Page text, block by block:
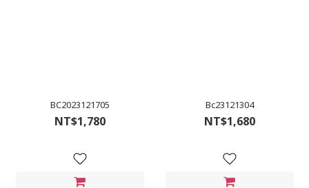
BC2023121705
NT$1,780
Bc23121304
NT$1,680